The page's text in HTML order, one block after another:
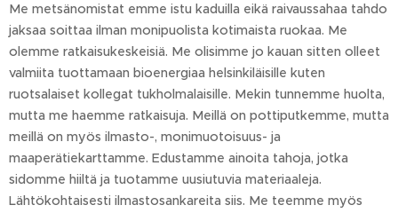
Me metsänomistat emme istu kaduilla eikä raivaussahaa tahdo
jaksaa soittaa ilman monipuolista kotimaista ruokaa. Me
olemme ratkaisukeskeisiä. Me olisimme jo kauan sitten olleet
valmiita tuottamaan bioenergiaa helsinkiläisille kuten
ruotsalaiset kollegat tukholmalaisille. Mekin tunnemme huolta,
mutta me haemme ratkaisuja. Meillä on pottiputkemme, mutta
meillä on myös ilmasto-, monimuotoisuus- ja
maaperätiekarttamme. Edustamme ainoita tahoja, jotka
sidomme hiiltä ja tuotamme uusiutuvia materiaaleja.
Lähtökohtaisesti ilmastosankareita siis. Me teemme myös